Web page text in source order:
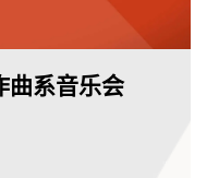
曲系音乐会